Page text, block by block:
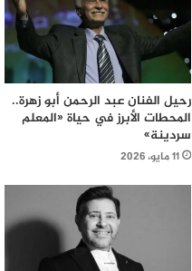
رحيل الفنان عبد الرحمن أبو زهرة..
المحطات الأبرز في حياة «المعلم
سردينة»
11 مايو، 2026